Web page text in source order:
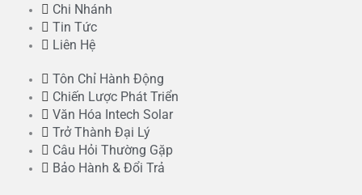
Chi Nhánh
Tin Tức
Liên Hệ
Tôn Chỉ Hành Động
Chiến Lược Phát Triển
Văn Hóa Intech Solar
Trở Thành Đại Lý
Câu Hỏi Thường Gặp
Bảo Hành & Đổi Trả